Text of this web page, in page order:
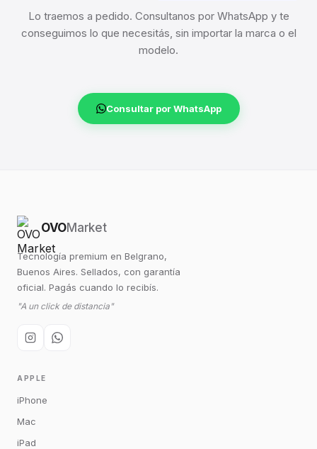
Lo traemos a pedido. Consultanos por WhatsApp y te
conseguimos lo que necesitás, sin importar la marca o el
modelo.
Consultar por WhatsApp
OVOMarket
Tecnología premium en Belgrano,
Buenos Aires. Sellados, con garantía
oficial. Pagás cuando lo recibís.
"A un click de distancia"
APPLE
iPhone
Mac
iPad